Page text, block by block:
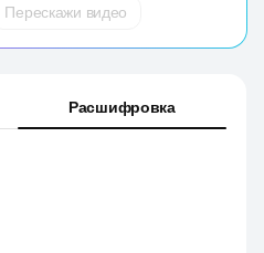
Перескажи видео
Расшифровка